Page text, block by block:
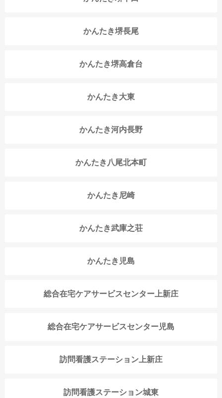
かんたき堺長尾
かんたき堺高倉台
かんたき大東
かんたき河内長野
かんたき八尾北本町
かんたき尼崎
かんたき武庫之荘
かんたき児島
総合在宅ケアサービスセンター上新庄
総合在宅ケアサービスセンター児島
訪問看護ステーション上新庄
訪問看護ステーション城東